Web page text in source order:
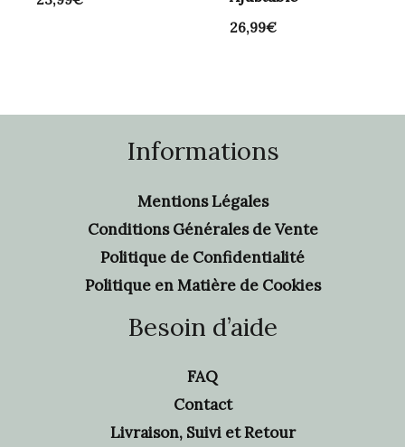
26,99€
Informations
Mentions Légales
Conditions Générales de Vente
Politique de Confidentialité
Politique en Matière de Cookies
Besoin d’aide
FAQ
Contact
Livraison, Suivi et Retour